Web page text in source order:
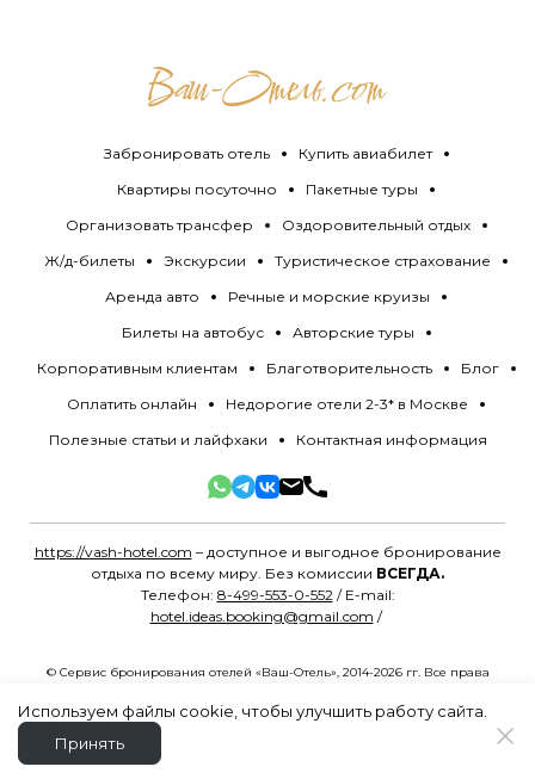
Забронировать отель
Купить авиабилет
Квартиры посуточно
Пакетные туры
Организовать трансфер
Оздоровительный отдых
Ж/д-билеты
Экскурсии
Туристическое страхование
Аренда авто
Речные и морские круизы
Билеты на автобус
Авторские туры
Корпоративным клиентам
Благотворительность
Блог
Оплатить онлайн
Недорогие отели 2-3* в Москве
Полезные статьи и лайфхаки
Контактная информация
https://vash-hotel.com – доступное и выгодное бронирование
отдыха по всему миру. Без комиссии ВСЕГДА.
Телефон: 8-499-553-0-552/ E-mail:
hotel.ideas.booking@gmail.com /
© Сервис бронирования отелей «Ваш-Отель», 2014-2026 гг. Все права
Разработано вMYG.Agency
Используем файлы cookie, чтобы улучшить работу сайта.
Принять